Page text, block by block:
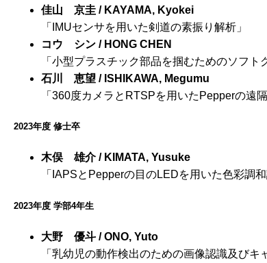
佳山 京圭 / KAYAMA, Kyokei
「IMUセンサを用いた剣道の素振り解析」
コウ シン / HONG CHEN
「小型プラスチック部品を掴むためのソフト
石川 恵望 / ISHIKAWA, Megumu
「360度カメラとRTSPを用いたPepperの遠
2023年度 修士卒
木俣 雄介 / KIMATA, Yusuke
「IAPSとPepperの目のLEDを用いた色彩調
2023年度 学部4年生
大野 優斗 / ONO, Yuto
「乳幼児の動作検出のための画像認識及びキ